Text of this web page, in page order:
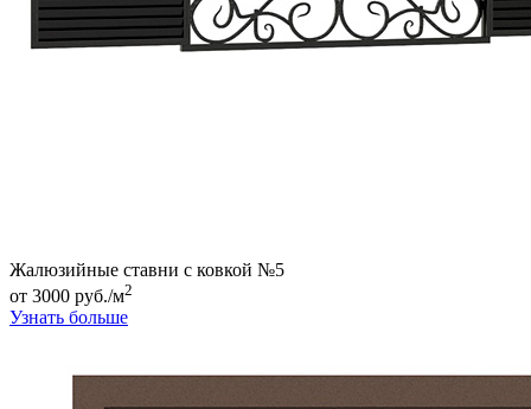
Жалюзийные ставни с ковкой №5
от 3000 руб./м2
Узнать больше